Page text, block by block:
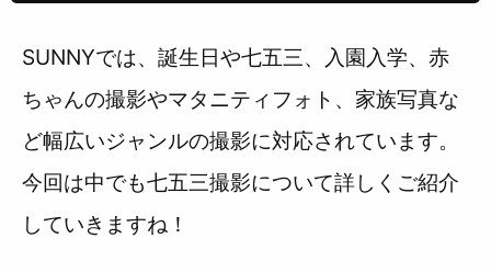
SUNNYでは、誕生日や七五三、入園入学、赤
ちゃんの撮影やマタニティフォト、家族写真な
ど幅広いジャンルの撮影に対応されています。
今回は中でも七五三撮影について詳しくご紹介
していきますね！